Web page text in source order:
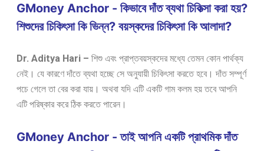
GMoney Anchor - কিভাবে দাঁত ব্যথা চিকিত্সা করা হয়?
শিশুদের চিকিৎসা কি ভিন্ন? বয়স্কদের চিকিৎসা কি আলাদা?
Dr. Aditya Hari – শিশু এবং প্রাপ্তবয়স্কদের মধ্যে তেমন কোন পার্থক্য
নেই। যে কারণে দাঁতে ব্যথা হচ্ছে সে অনুযায়ী চিকিৎসা করতে হবে। দাঁত সম্পূর্ণ
পচে গেলে তা বের করা যায়। অথবা যদি এটি একটি গাম কলম হয় তবে আপনি
এটি পরিষ্কার করে ঠিক করতে পারেন।
GMoney Anchor - তাই আপনি একটি প্রাথমিক দাঁত